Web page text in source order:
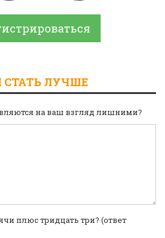
ЛУЧШЕ
на ваш взгляд лишними?
плюс тридцать три? (ответ